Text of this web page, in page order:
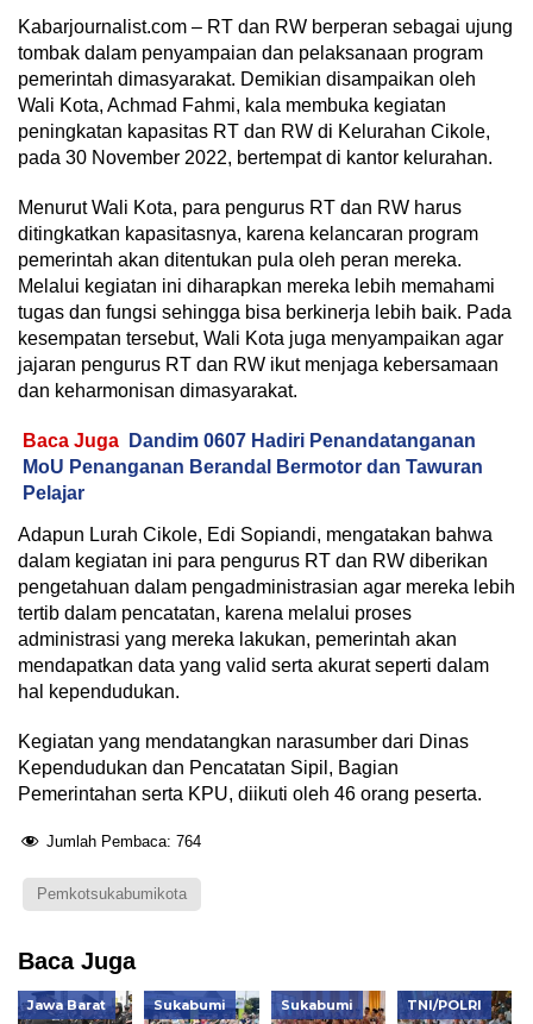
Kabarjournalist.com – RT dan RW berperan sebagai ujung
tombak dalam penyampaian dan pelaksanaan program
pemerintah dimasyarakat. Demikian disampaikan oleh
Wali Kota, Achmad Fahmi, kala membuka kegiatan
peningkatan kapasitas RT dan RW di Kelurahan Cikole,
pada 30 November 2022, bertempat di kantor kelurahan.
Menurut Wali Kota, para pengurus RT dan RW harus
ditingkatkan kapasitasnya, karena kelancaran program
pemerintah akan ditentukan pula oleh peran mereka.
Melalui kegiatan ini diharapkan mereka lebih memahami
tugas dan fungsi sehingga bisa berkinerja lebih baik. Pada
kesempatan tersebut, Wali Kota juga menyampaikan agar
jajaran pengurus RT dan RW ikut menjaga kebersamaan
dan keharmonisan dimasyarakat.
Baca Juga
Dandim 0607 Hadiri Penandatanganan
MoU Penanganan Berandal Bermotor dan Tawuran
Pelajar
Adapun Lurah Cikole, Edi Sopiandi, mengatakan bahwa
dalam kegiatan ini para pengurus RT dan RW diberikan
pengetahuan dalam pengadministrasian agar mereka lebih
tertib dalam pencatatan, karena melalui proses
administrasi yang mereka lakukan, pemerintah akan
mendapatkan data yang valid serta akurat seperti dalam
hal kependudukan.
Kegiatan yang mendatangkan narasumber dari Dinas
Kependudukan dan Pencatatan Sipil, Bagian
Pemerintahan serta KPU, diikuti oleh 46 orang peserta.
Jumlah Pembaca: 764
Pemkotsukabumikota
Baca Juga
Jawa Barat Sukabumi Sukabumi TNI/POLRI